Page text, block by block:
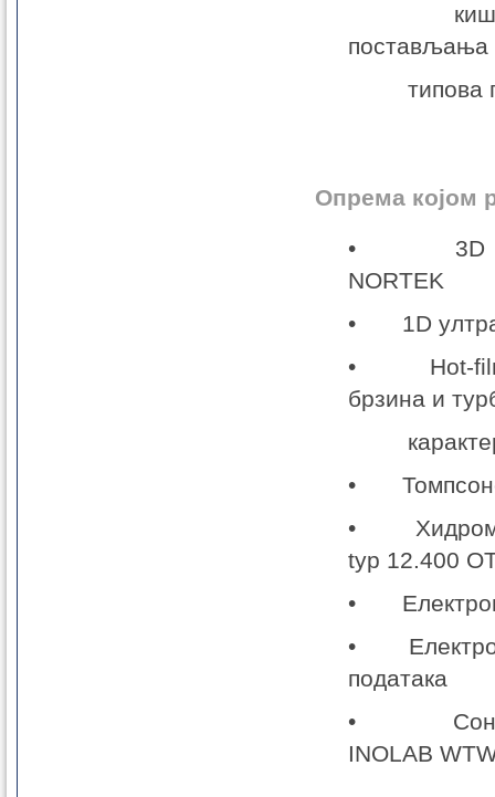
киша
постављања
типова
Опрема којом
• 3D
NORTEK
• 1D
• Hot-film
брзина и
•
•
typ 12.400
•
•
података
• Сонда
INOLAB